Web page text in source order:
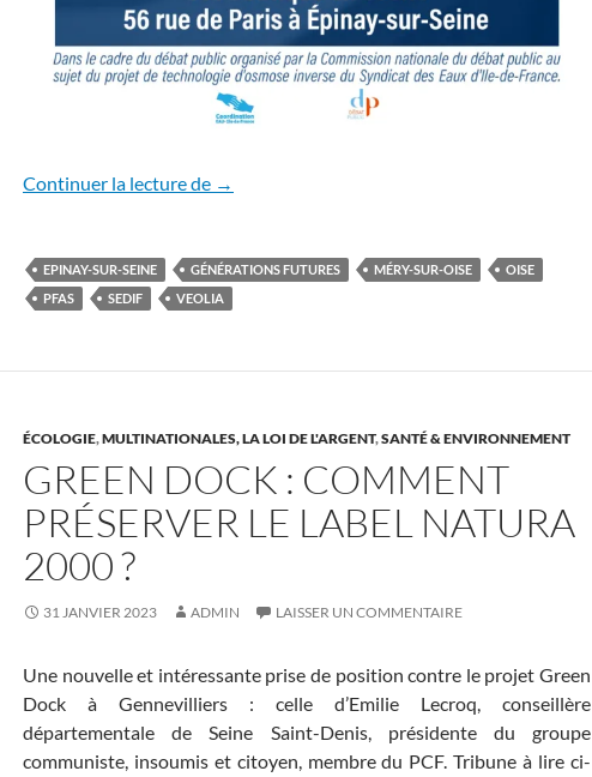
Continuer la lecture de Comment assurer la qualité de l’eau potable?
→
EPINAY-SUR-SEINE GÉNÉRATIONS FUTURES MÉRY-SUR-OISE
OISE
PFAS
SEDIF VEOLIA
ÉCOLOGIE,MULTINATIONALES, LA LOI DE L'ARGENT,SANTÉ & ENVIRONNEMENT
GREEN DOCK : COMMENT
PRÉSERVER LE LABEL NATURA
2000 ?
31 JANVIER 2023 ADMIN LAISSER UN COMMENTAIRE
Une nouvelle et intéressante prise de position contre le projet Green
Dock à Gennevilliers : celle d’Emilie Lecroq, conseillère
départementale de Seine Saint-Denis, présidente du groupe
communiste, insoumis et citoyen, membre du PCF. Tribune à lire ci-